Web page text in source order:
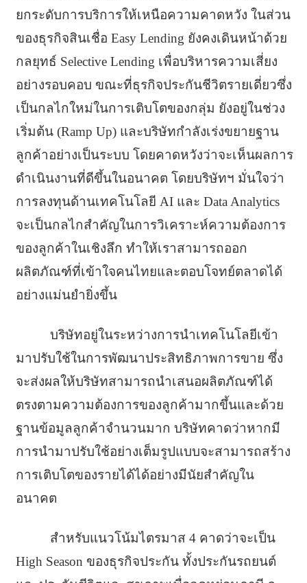
ยกระดับการบริการให้เหนือความคาดหวัง ในส่วน
ของธุรกิจสินเชื่อ Easy Lending ยังคงเดินหน้าด้วย
กลยุทธ์ Selective Lending เพื่อบริหารความเสี่ยง
อย่างรอบคอบ ขณะที่ธุรกิจประกันชีวิตรายเดี่ยวซึ่ง
เป็นกลไกใหม่ในการเติบโตของกลุ่ม ยังอยู่ในช่วง
เริ่มต้น (Ramp Up) และบริษัทกำลังเร่งขยายฐาน
ลูกค้าอย่างเป็นระบบ โดยคาดหวังว่าจะเห็นผลการ
ดำเนินงานที่ดีขึ้นในอนาคต โดยบริษัทฯ มั่นใจว่า
การลงทุนด้านเทคโนโลยี AI และ Data Analytics
จะเป็นกลไกสำคัญในการวิเคราะห์ความต้องการ
ของลูกค้าในเชิงลึก ทำให้เราสามารถออก
ผลิตภัณฑ์ที่เข้าใจคนไทยและตอบโจทย์ตลาดได้
อย่างแม่นยำยิ่งขึ้น
บริษัทอยู่ในระหว่างการนำเทคโนโลยีเข้า
มาปรับใช้ในการพัฒนาประสิทธิภาพการขาย ซึ่ง
จะส่งผลให้บริษัทสามารถนำเสนอผลิตภัณฑ์ได้
ตรงตามความต้องการของลูกค้ามากขึ้นและด้วย
ฐานข้อมูลลูกค้าจำนวนมาก บริษัทคาดว่าหากมี
การนำมาปรับใช้อย่างเต็มรูปแบบจะสามารถสร้าง
การเติบโตของรายได้ได้อย่างมีนัยสำคัญใน
อนาคต
สำหรับแนวโน้มไตรมาส 4 คาดว่าจะเป็น
High Season ของธุรกิจประกัน ทั้งประกันรถยนต์